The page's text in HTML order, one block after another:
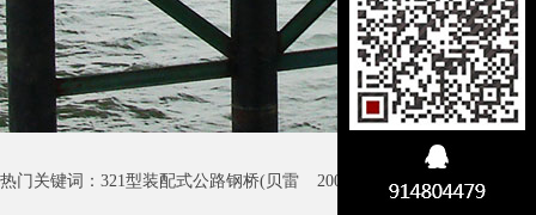
热门关键词： 321型装配式公路钢桥(贝雷 200型装配式公路钢桥(贝雷